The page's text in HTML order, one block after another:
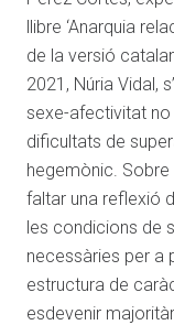
llibre ‘Anarquia
de la versió
2021, Núria Vidal,
sexe-afectivitat
dificultats de
hegemònic.
faltar una reflexió
les condicions de
necessàries per a
estructura de
esdevenir